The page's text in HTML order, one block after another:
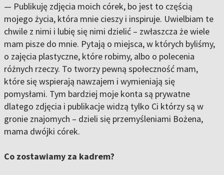
— Publikuję zdjęcia moich córek, bo jest to częścią
mojego życia, która mnie cieszy i inspiruje. Uwielbiam te
chwile z nimi i lubię się nimi dzielić – zwłaszcza że wiele
mam pisze do mnie. Pytają o miejsca, w których byliśmy,
o zajęcia plastyczne, które robimy, albo o polecenia
różnych rzeczy. To tworzy pewną społeczność mam,
które się wspierają nawzajem i wymieniają się
pomysłami. Tym bardziej moje konta są prywatne
dlatego zdjęcia i publikacje widzą tylko Ci którzy są w
gronie znajomych – dzieli się przemyśleniami Bożena,
mama dwójki córek.
Co zostawiamy za kadrem?